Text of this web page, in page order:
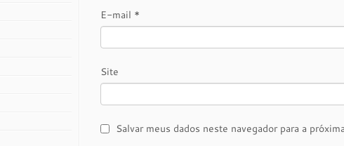
E-mail *
Site
Salvar meus dados neste navegador para a